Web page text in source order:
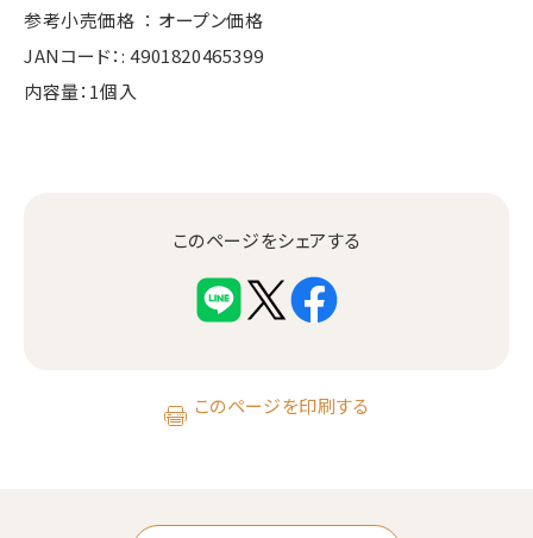
参考小売価格 ： オープン価格
JANコード：: 4901820465399
内容量：1個入
このページをシェアする
このページを印刷する